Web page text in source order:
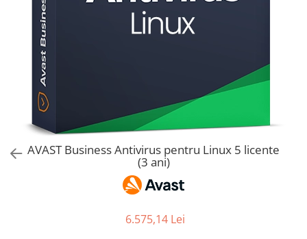
AVAST Driver Updater
AVAST SecureLine VPN
AVAST AntiTrack Premium
AVAST Business Antivirus pentru Linux 5 licente
(3 ani)
6.575,14 Lei